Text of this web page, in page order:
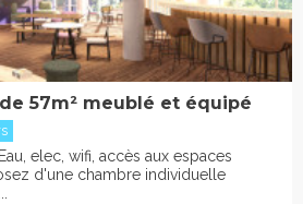
57m² meublé et équipé
elec, wifi, accès aux espaces
d'une chambre individuelle